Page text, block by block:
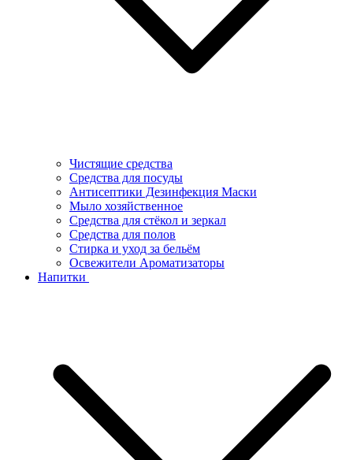
Чистящие средства
Средства для посуды
Антисептики Дезинфекция Маски
Мыло хозяйственное
Средства для стёкол и зеркал
Средства для полов
Стирка и уход за бельём
Освежители Ароматизаторы
Напитки